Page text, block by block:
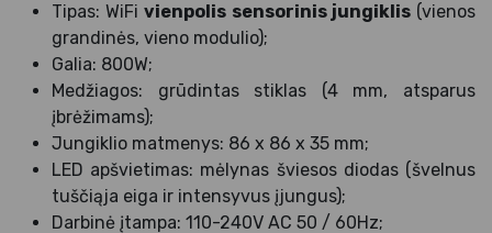
Tipas: WiFivienpolis sensorinis jungiklis(vienos
grandinės, vieno modulio);
Galia: 800W;
Medžiagos: grūdintas stiklas (4 mm, atsparus
įbrėžimams);
Jungiklio matmenys: 86 x 86 x 35 mm;
LED apšvietimas: mėlynas šviesos diodas (švelnus
tuščiąja eiga ir intensyvus įjungus);
Darbinė įtampa: 110-240V AC 50 / 60Hz;